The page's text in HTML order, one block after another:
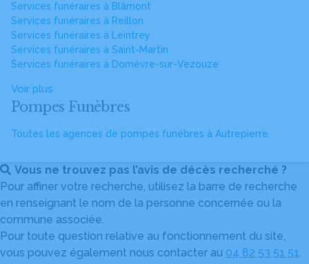
Services funéraires à Blâmont
Services funéraires à Reillon
Services funéraires à Leintrey
Services funéraires à Saint-Martin
Services funéraires à Domèvre-sur-Vezouze
Voir plus
Pompes Funèbres
Toutes les agences de pompes funèbres à Autrepierre
Vous ne trouvez pas l’avis de décès recherché ?
Pour affiner votre recherche, utilisez la barre de recherche
en renseignant le nom de la personne concernée ou la
commune associée.
Pour toute question relative au fonctionnement du site,
vous pouvez également nous contacter au 04 82 53 51 51.